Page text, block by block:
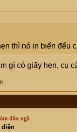
thì nó in biển đểu
gì có giấy hẹn, cụ
đầu ngõ
điện